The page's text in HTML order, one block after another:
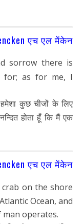
एच एल मेंकेन
sorrow there is
for; as for me, I
कुछ चीजों के लिए
होता हूँ कि मैं एक
एच एल मेंकेन
crab on the shore
Ocean, and
man operates.